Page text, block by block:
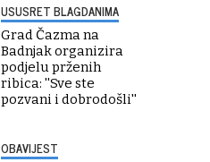
USUSRET BLAGDANIMA
Grad Čazma na
Badnjak organizira
podjelu prženih
ribica: ''Sve ste
pozvani i dobrodošli''
OBAVIJEST